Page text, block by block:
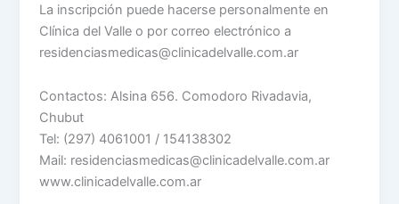
La inscripción puede hacerse personalmente en
Clínica del Valle o por correo electrónico a
residenciasmedicas@clinicadelvalle.com.ar
Contactos: Alsina 656. Comodoro Rivadavia,
Chubut
Tel: (297) 4061001 / 154138302
Mail: residenciasmedicas@clinicadelvalle.com.ar
www.clinicadelvalle.com.ar